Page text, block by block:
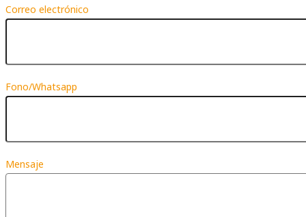
Correo electrónico
Fono/Whatsapp
Mensaje